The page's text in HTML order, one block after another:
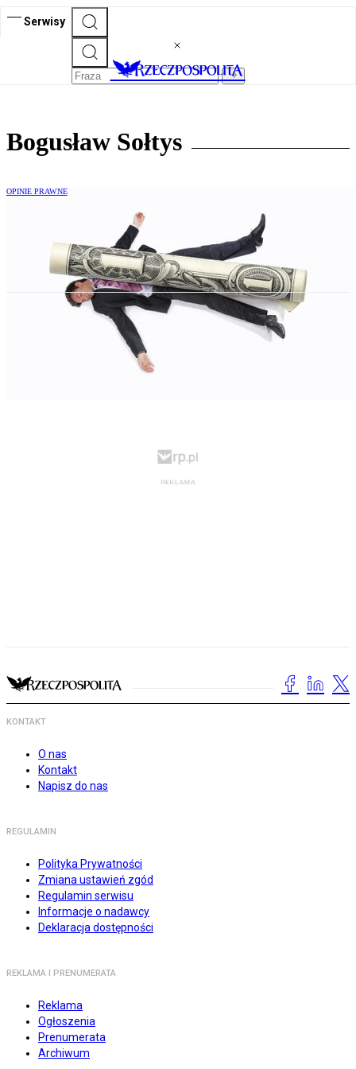
Serwisy
Bogusław Sołtys
OPINIE PRAWNE
Nowe prawo restrukturyzacyjne - kto
może z niego skorzystać
KONTAKT
O nas
Kontakt
Napisz do nas
REGULAMIN
Polityka Prywatności
Zmiana ustawień zgód
Regulamin serwisu
Informacje o nadawcy
Deklaracja dostępności
REKLAMA I PRENUMERATA
Reklama
Ogłoszenia
Prenumerata
Archiwum